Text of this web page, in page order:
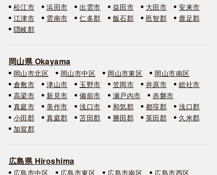
松江市 浜田市 出雲市 益田市 大田市
安来市
江津市
雲南市 仁多郡 飯石郡 邑智郡
鹿足郡
隠岐郡
岡山県 Okayama
岡山市北区 岡山市中区 岡山市東区
岡山市南区
倉敷市
津山市 玉野市 笠岡市 井原市
総社市
高梁市
新見市 備前市 瀬戸内市
赤磐市
真庭市
美作市 浅口市 和気郡 都窪郡
浅口郡
小田郡
真庭郡 苫田郡 勝田郡 英田郡
久米郡
加賀郡
広島県 Hiroshima
広島市中区 広島市東区 広島市南区 広島市西区